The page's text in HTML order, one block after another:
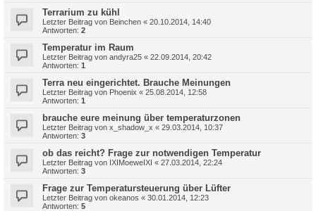
Terrarium zu kühl
Letzter Beitrag von Beinchen « 20.10.2014, 14:40
Antworten: 2
Temperatur im Raum
Letzter Beitrag von andyra25 « 22.09.2014, 20:42
Antworten: 1
Terra neu eingerichtet. Brauche Meinungen
Letzter Beitrag von Phoenix « 25.08.2014, 12:58
Antworten: 1
brauche eure meinung über temperaturzonen
Letzter Beitrag von x_shadow_x « 29.03.2014, 10:37
Antworten: 3
ob das reicht? Frage zur notwendigen Temperatur
Letzter Beitrag von IXIMoeweIXI « 27.03.2014, 22:24
Antworten: 3
Frage zur Temperatursteuerung über Lüfter
Letzter Beitrag von okeanos « 30.01.2014, 12:23
Antworten: 5